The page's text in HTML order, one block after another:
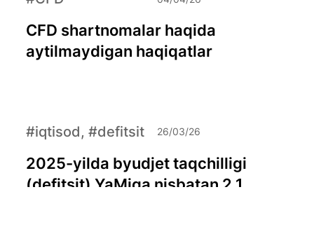
CFD shartnomalar haqida
aytilmaydigan haqiqatlar
2025-yilda byudjet taqchilligi
(defitsit) YaMiga nisbatan 2,1
#iqtisod, #defitsit 26/03/26